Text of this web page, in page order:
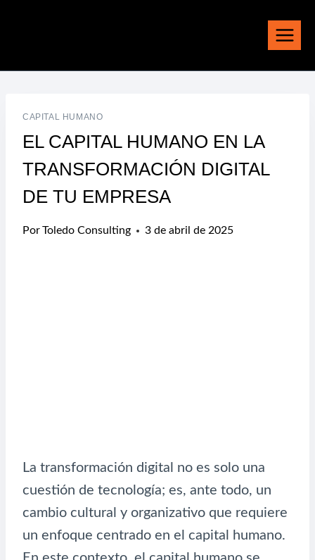
CAPITAL HUMANO
EL CAPITAL HUMANO EN LA
TRANSFORMACIÓN DIGITAL
DE TU EMPRESA
PorToledo Consulting 3 de abril de 2025
La transformación digital no es solo una
cuestión de tecnología; es, ante todo, un
cambio cultural y organizativo que requiere
un enfoque centrado en el capital humano.